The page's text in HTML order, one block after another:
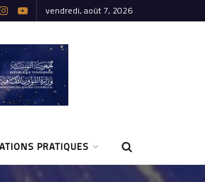
vendredi, août 7, 2026
PRATIQUES